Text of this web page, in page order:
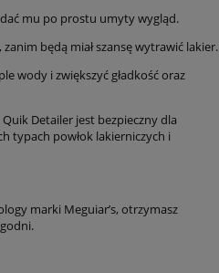
mu po prostu umyty wygląd.
będą miał szansę wytrawić lakier.
wody i zwiększyć gładkość oraz
Detailer jest bezpieczny dla
typach powłok lakierniczych i
marki Meguiar’s, otrzymasz